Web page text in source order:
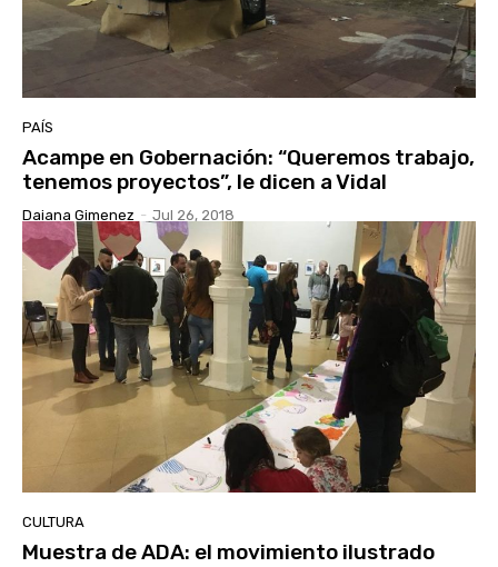
PAÍS
Acampe en Gobernación: “Queremos trabajo,
tenemos proyectos”, le dicen a Vidal
Daiana Gimenez - Jul 26, 2018
CULTURA
Muestra de ADA: el movimiento ilustrado